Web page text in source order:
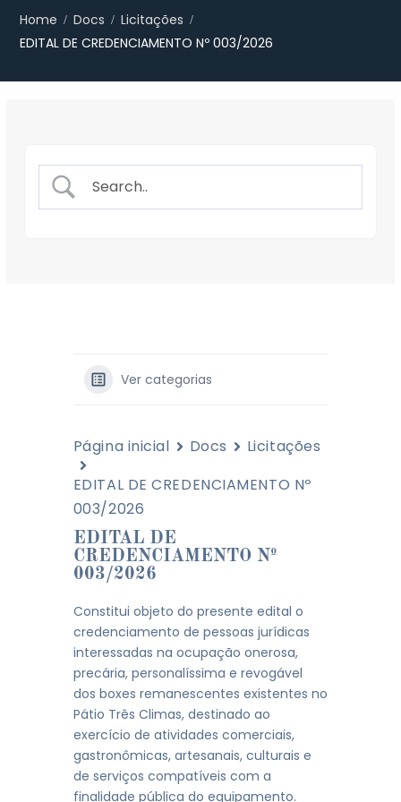
Home Docs
Licitações
EDITAL DE CREDENCIAMENTO Nº 003/2026
Ver categorias
Página inicial Docs
Licitações
EDITAL DE CREDENCIAMENTO Nº
003/2026
EDITAL DE
CREDENCIAMENTO Nº
003/2026
Constitui objeto do presente edital o
credenciamento de pessoas jurídicas
interessadas na ocupação onerosa,
precária, personalíssima e revogável
dos boxes remanescentes existentes no
Pátio Três Climas, destinado ao
exercício de atividades comerciais,
gastronômicas, artesanais, culturais e
de serviços compatíveis com a
finalidade pública do equipamento.